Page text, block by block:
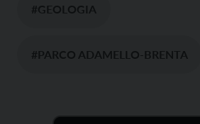
#GEOLOGIA
#PARCO ADAMELLO-BRENTA